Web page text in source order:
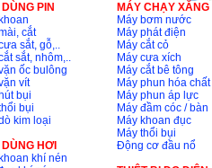
PIN
cắt
sắt, gỗ,..
sắt, nhôm,..
ốc bulông
vít
bụi
bụi
kim loại
DÙNG HƠI
khí nén
MÁY CHẠY
Máy bơm nước
Máy phát điện
Máy cắt cỏ
Máy cưa xích
Máy cắt bê tông
Máy phun hóa chất
Máy phun áp lực
Máy đầm cóc / bàn
Máy khoan đục
Máy thổi bụi
Động cơ đầu nổ